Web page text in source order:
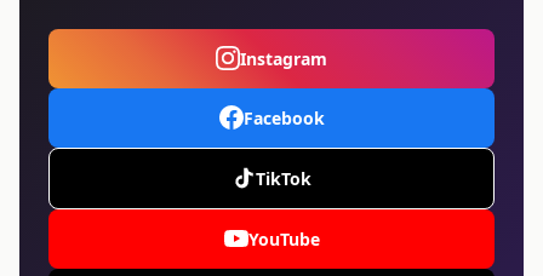
Instagram
Facebook
TikTok
YouTube